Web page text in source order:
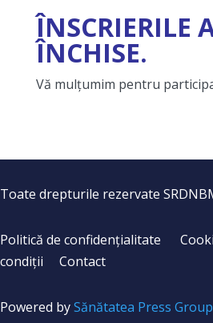
ÎNSCRIERILE
ÎNCHISE.
Vă mulțumim pentru
Toate drepturile rezervate
Politică de confidențialitate
condiții
Contact
Powered bySănătatea Press Group